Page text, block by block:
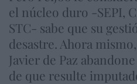
el núcleo duro -SEPI,
STC- sabe que su
desastre. Ahora
Javier de Paz
de que resulte